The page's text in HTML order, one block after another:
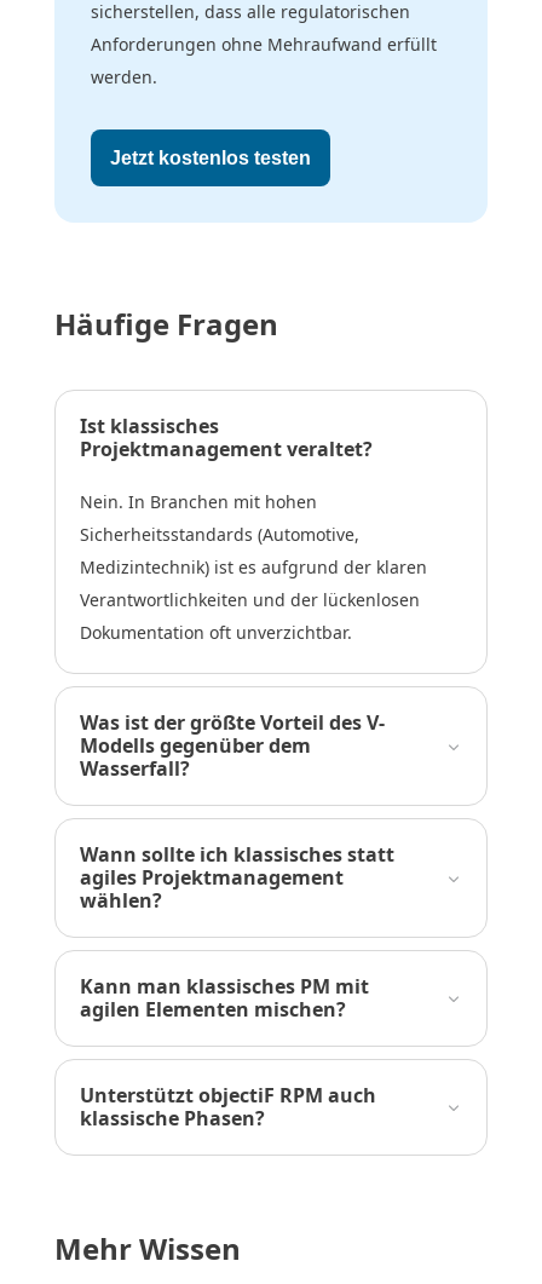
sicherstellen, dass alle regulatorischen
Anforderungen ohne Mehraufwand erfüllt
werden.
Jetzt kostenlos testen
Häufige Fragen
Ist klassisches
Projektmanagement veraltet?
Nein. In Branchen mit hohen
Sicherheitsstandards (Automotive,
Medizintechnik) ist es aufgrund der klaren
Verantwortlichkeiten und der lückenlosen
Dokumentation oft unverzichtbar.
Was ist der größte Vorteil des V-
Modells gegenüber dem
Wasserfall?
Wann sollte ich klassisches statt
agiles Projektmanagement
wählen?
Kann man klassisches PM mit
agilen Elementen mischen?
Unterstützt objectiF RPM auch
klassische Phasen?
Mehr Wissen